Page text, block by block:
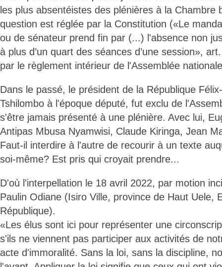
les plus absentéistes des plénières à la Chambre
question est réglée par la Constitution («Le
ou de sénateur prend fin par (...) l'absence non
à plus d’un quart des séances d’une session»,
par le règlement intérieur de l'Assemblée
Dans le passé, le président de la République
Tshilombo à l'époque député, fut exclu de
s'être jamais présenté à une plénière. Avec lui,
Antipas Mbusa Nyamwisi, Claude Kiringa, Jean
Faut-il interdire à l'autre de recourir à un texte
soi-même? Est pris qui croyait prendre...
D'où l'interpellation le 18 avril 2022, par motion
Paulin Odiane (Isiro Ville, province de Haut Uele,
République).
«Les élus sont ici pour représenter une
s'ils ne viennent pas participer aux activités de
acte d'immoralité. Sans la loi, sans la discipline,